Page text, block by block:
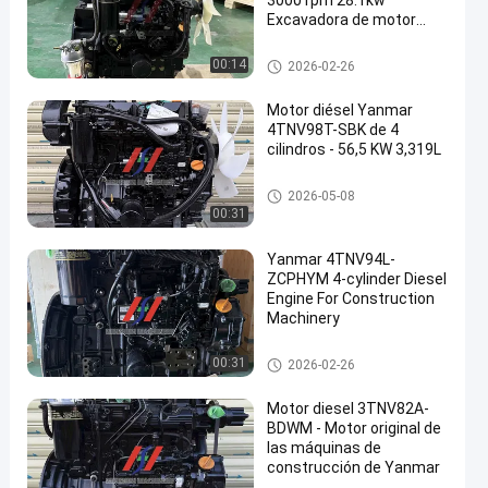
00:14
Excavadora de motor
Motor Yanmar
2026-02-26
00:31
Motor diésel Yanmar
4TNV98T-SBK de 4
cilindros - 56,5 KW 3,319L
Motor Yanmar
2026-05-08
00:31
Yanmar 4TNV94L-
ZCPHYM 4-cylinder Diesel
Engine For Construction
Machinery
Motor Yanmar
2026-02-26
Motor diesel 3TNV82A-
BDWM - Motor original de
las máquinas de
construcción de Yanmar